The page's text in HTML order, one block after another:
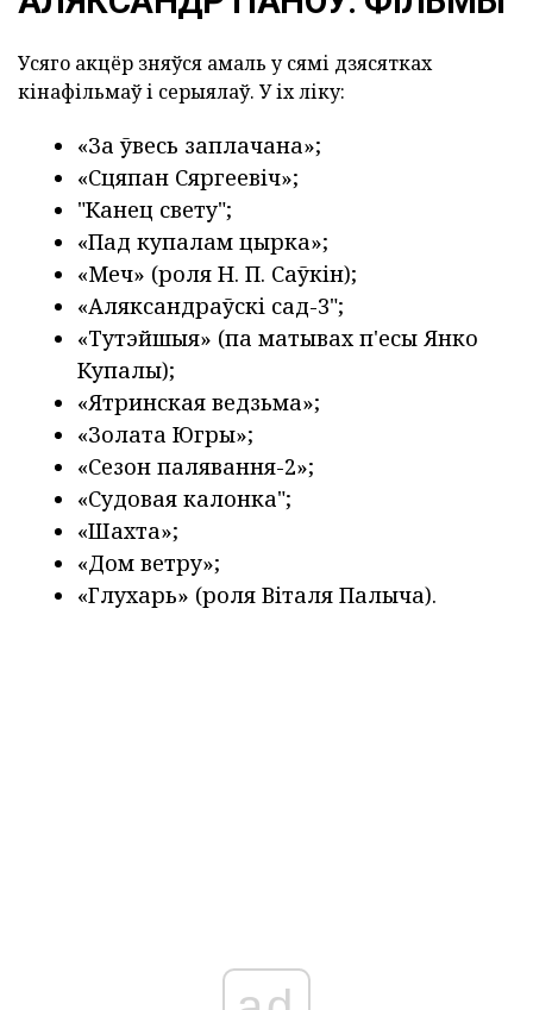
Усяго акцёр зняўся амаль у сямі дзясятках
кінафільмаў і серыялаў. У іх ліку:
«За ўвесь заплачана»;
«Сцяпан Сяргеевіч»;
"Канец свету";
«Пад купалам цырка»;
«Меч» (роля Н. П. Саўкін);
«Аляксандраўскі сад-3";
«Тутэйшыя» (па матывах п'есы Янко
Купалы);
«Ятринская ведзьма»;
«Золата Югры»;
«Сезон палявання-2»;
«Судовая калонка";
«Шахта»;
«Дом ветру»;
«Глухарь» (роля Віталя Палыча).